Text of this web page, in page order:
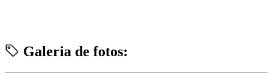
Galeria de fotos: